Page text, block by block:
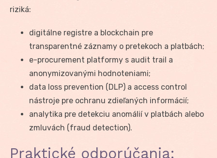
riziká:
digitálne registre a blockchain pre
transparentné záznamy o pretekoch a platbách;
e-procurement platformy s audit trail a
anonymizovanými hodnoteniami;
data loss prevention (DLP) a access control
nástroje pre ochranu zdieľaných informácií;
analytika pre detekciu anomálií v platbách alebo
zmluvách (fraud detection).
Praktické odporúčania: